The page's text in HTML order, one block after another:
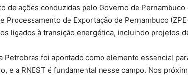
de ações conduzidas pelo Governo de
Processamento de Exportação de Pernambuco
ligados à transição energética, incluindo projetos
Petrobras foi apontado como elemento essencial
e a RNEST é fundamental nesse campo. Nos